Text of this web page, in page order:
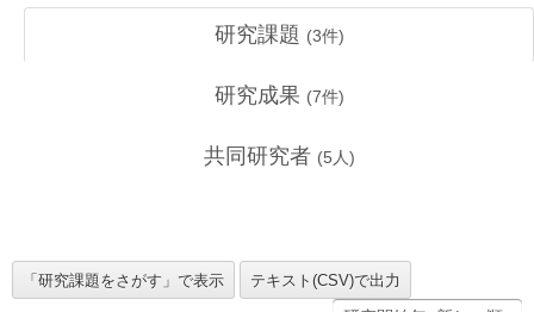
研究課題 (3件)
研究成果 (7件)
共同研究者 (5 人)